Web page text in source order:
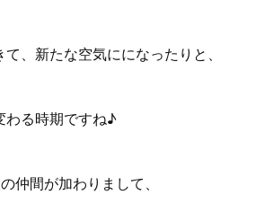
、新たな空気にになったりと、
わる時期ですね♪
仲間が加わりまして、